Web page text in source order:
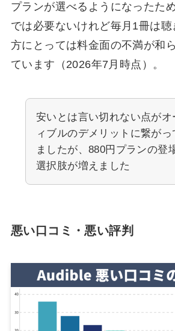
プランが選べるようになったた
では必要ないけれど毎月1冊は聴
方にとっては料金面の不満が和
ています（2026年7月時点）。
安いとは言い切れない点がオ
ィブルのデメリットに繋がっ
ましたが、880円プランの登
選択肢が増えました
悪い口コミ・悪い評判